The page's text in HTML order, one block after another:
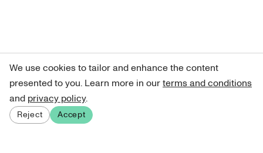
We use cookies to tailor and enhance the content
presented to you. Learn more in ourterms and conditions
and privacy policy.
Reject Accept